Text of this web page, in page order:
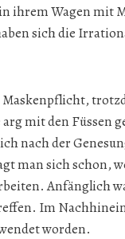
ihrem Wagen mit
sich die
Maskenpflicht,
mit den Füssen
nach der
man sich schon,
Anfänglich
Im
worden.